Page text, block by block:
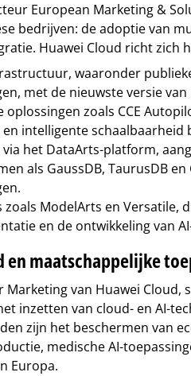
European Marketing &
bedrijven: de adoptie van
Huawei Cloud richt zich
waaronder
met de nieuwste versie van
oplossingen zoals CCE
intelligente schaalbaarheid
het DataArts-platform,
als GaussDB, TaurusDB
zoals ModelArts en Versatile,
en de ontwikkeling van
en maatschappelijke
Marketing van Huawei Cloud,
inzetten van cloud- en AI-
zijn het beschermen van
medische AI-
Europa.